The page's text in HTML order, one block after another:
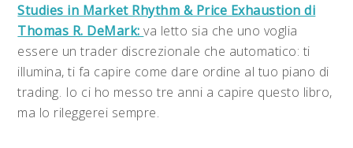
Studies in Market Rhythm & Price Exhaustion di
Thomas R. DeMark:va letto sia che uno voglia
essere un trader discrezionale che automatico: ti
illumina, ti fa capire come dare ordine al tuo piano di
trading. Io ci ho messo tre anni a capire questo libro,
ma lo rileggerei sempre.